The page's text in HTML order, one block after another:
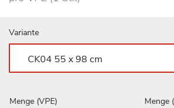
Variante
Menge (VPE) Menge